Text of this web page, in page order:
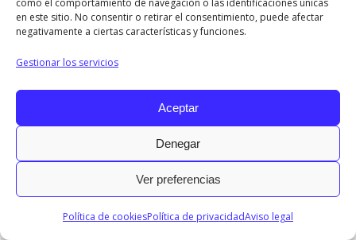
como el comportamiento de navegación o las identificaciones únicas
en este sitio. No consentir o retirar el consentimiento, puede afectar
negativamente a ciertas características y funciones.
Gestionar los servicios
Aceptar
Denegar
Ver preferencias
Política de cookiesPolítica de privacidadAviso legal
2017 © Todos los derechos reservados.
Diseñado por © Ondiseño.com 2017